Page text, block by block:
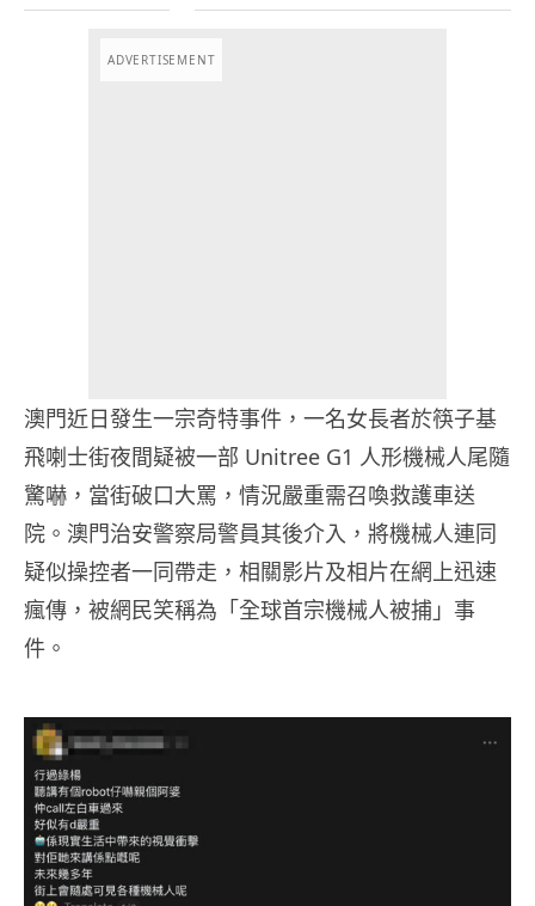
ADVERTISEMENT
澳門近日發生一宗奇特事件，一名女長者於筷子基
飛喇士街夜間疑被一部 Unitree G1 人形機械人尾隨
驚嚇，當街破口大罵，情況嚴重需召喚救護車送
院。澳門治安警察局警員其後介入，將機械人連同
疑似操控者一同帶走，相關影片及相片在網上迅速
瘋傳，被網民笑稱為「全球首宗機械人被捕」事
件。